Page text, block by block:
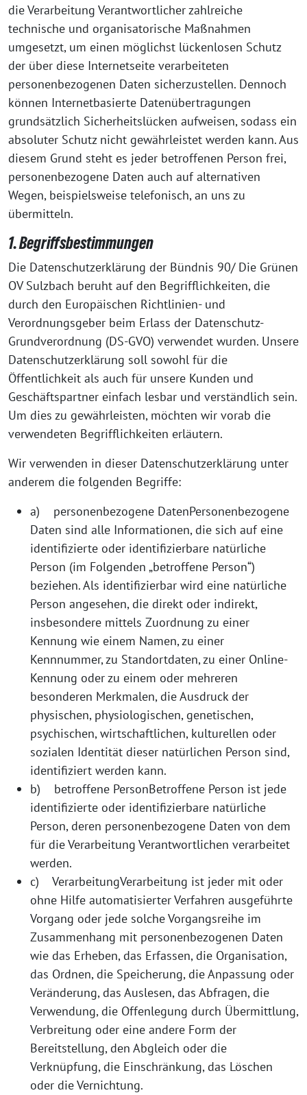
die Verarbeitung Verantwortlicher zahlreiche
technische und organisatorische Maßnahmen
umgesetzt, um einen möglichst lückenlosen Schutz
der über diese Internetseite verarbeiteten
personenbezogenen Daten sicherzustellen. Dennoch
können Internetbasierte Datenübertragungen
grundsätzlich Sicherheitslücken aufweisen, sodass ein
absoluter Schutz nicht gewährleistet werden kann. Aus
diesem Grund steht es jeder betroffenen Person frei,
personenbezogene Daten auch auf alternativen
Wegen, beispielsweise telefonisch, an uns zu
übermitteln.
1. Begriffsbestimmungen
Die Datenschutzerklärung der Bündnis 90/ Die Grünen
OV Sulzbach beruht auf den Begrifflichkeiten, die
durch den Europäischen Richtlinien- und
Verordnungsgeber beim Erlass der Datenschutz-
Grundverordnung (DS-GVO) verwendet wurden. Unsere
Datenschutzerklärung soll sowohl für die
Öffentlichkeit als auch für unsere Kunden und
Geschäftspartner einfach lesbar und verständlich sein.
Um dies zu gewährleisten, möchten wir vorab die
verwendeten Begrifflichkeiten erläutern.
Wir verwenden in dieser Datenschutzerklärung unter
anderem die folgenden Begriffe:
a) personenbezogene DatenPersonenbezogene
Daten sind alle Informationen, die sich auf eine
identifizierte oder identifizierbare natürliche
Person (im Folgenden „betroffene Person“)
beziehen. Als identifizierbar wird eine natürliche
Person angesehen, die direkt oder indirekt,
insbesondere mittels Zuordnung zu einer
Kennung wie einem Namen, zu einer
Kennnummer, zu Standortdaten, zu einer Online-
Kennung oder zu einem oder mehreren
besonderen Merkmalen, die Ausdruck der
physischen, physiologischen, genetischen,
psychischen, wirtschaftlichen, kulturellen oder
sozialen Identität dieser natürlichen Person sind,
identifiziert werden kann.
b) betroffene PersonBetroffene Person ist jede
identifizierte oder identifizierbare natürliche
Person, deren personenbezogene Daten von dem
für die Verarbeitung Verantwortlichen verarbeitet
werden.
c) VerarbeitungVerarbeitung ist jeder mit oder
ohne Hilfe automatisierter Verfahren ausgeführte
Vorgang oder jede solche Vorgangsreihe im
Zusammenhang mit personenbezogenen Daten
wie das Erheben, das Erfassen, die Organisation,
das Ordnen, die Speicherung, die Anpassung oder
Veränderung, das Auslesen, das Abfragen, die
Verwendung, die Offenlegung durch Übermittlung,
Verbreitung oder eine andere Form der
Bereitstellung, den Abgleich oder die
Verknüpfung, die Einschränkung, das Löschen
oder die Vernichtung.